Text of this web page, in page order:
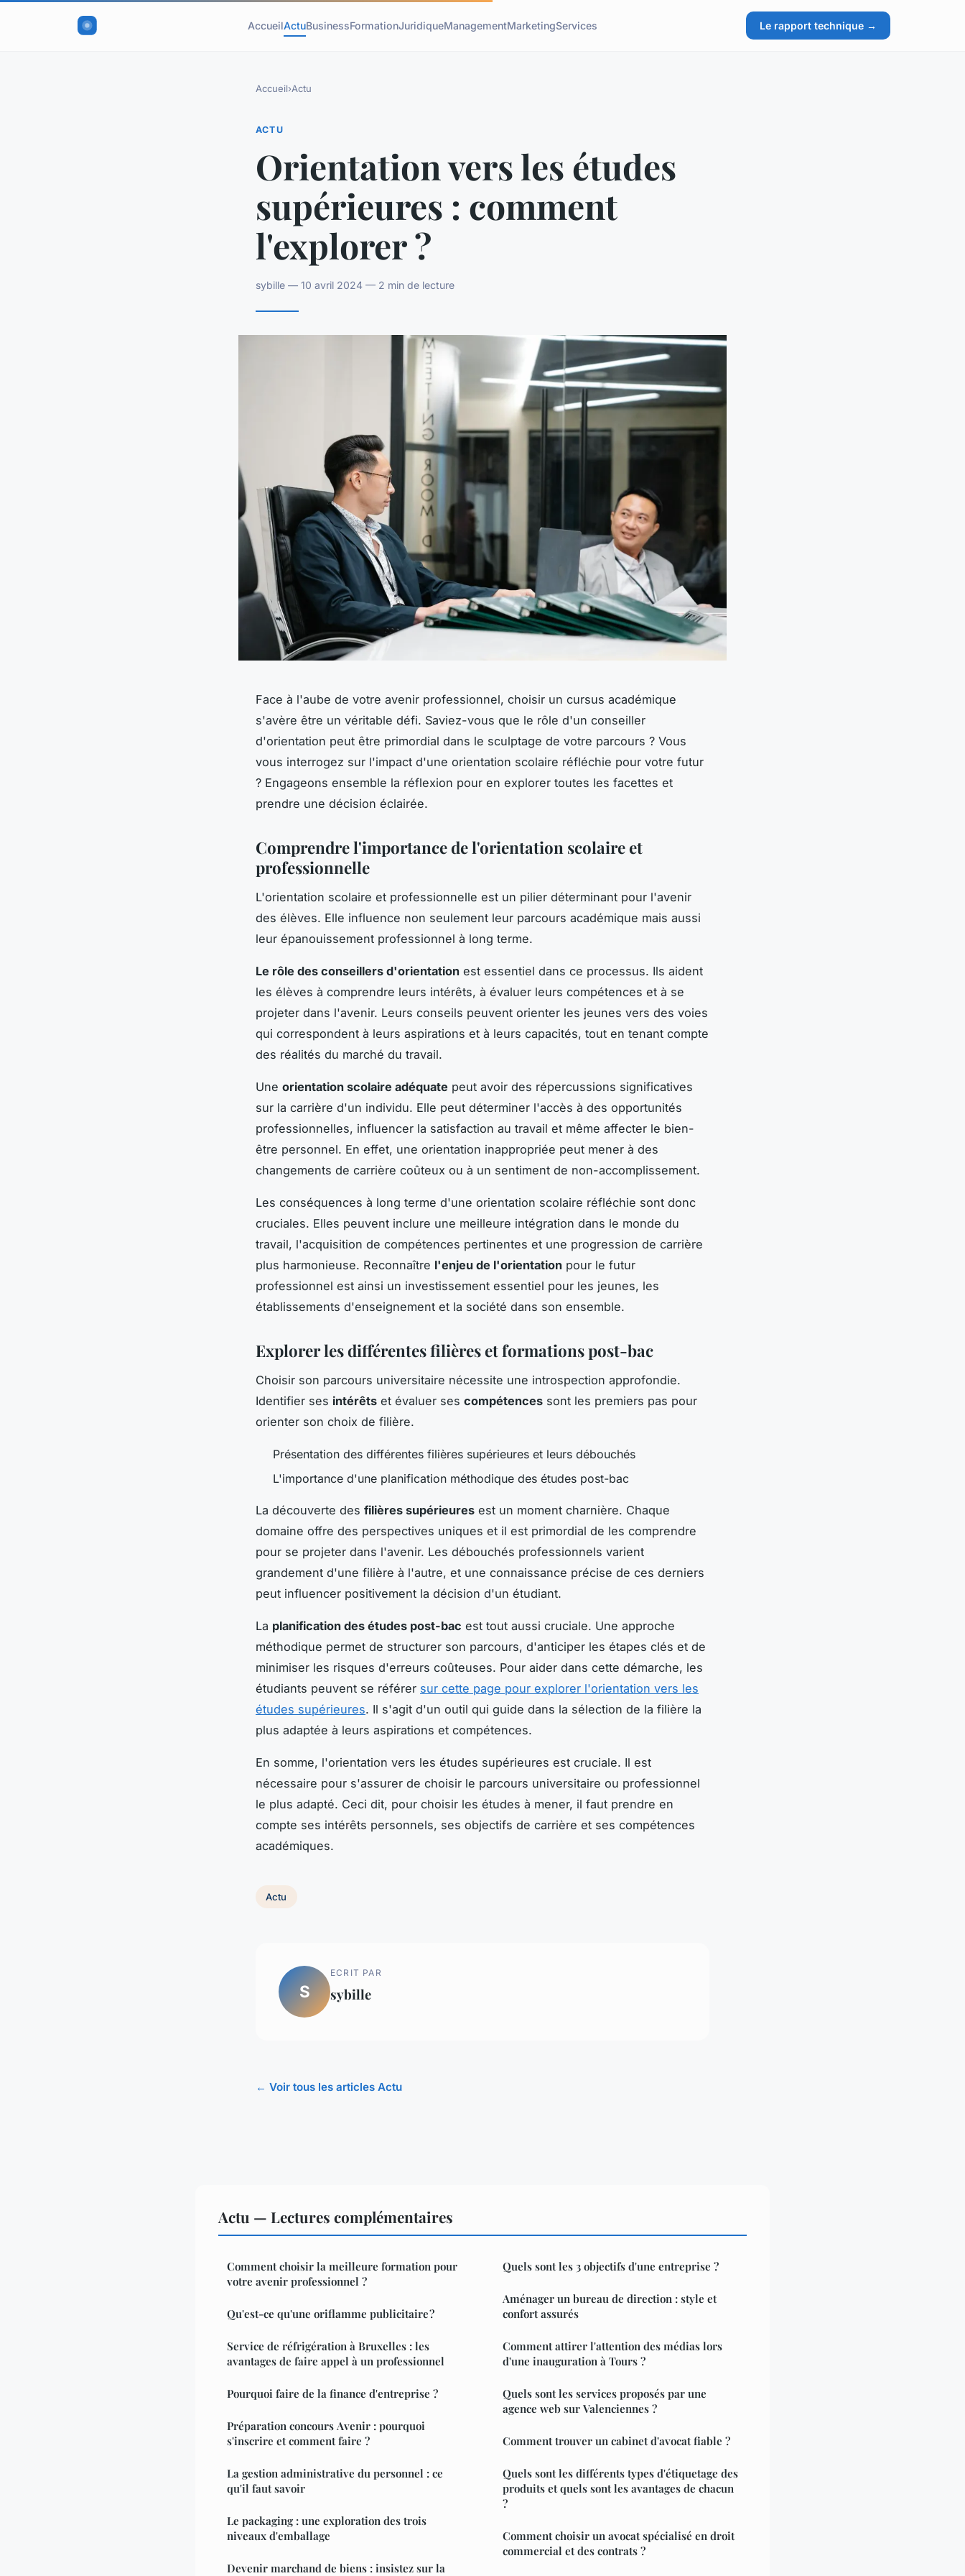
AccueilActuBusinessFormationJuridiqueManagementMarketingServices Le rapport technique →
Accueil›Actu
ACTU
Orientation vers les études
supérieures : comment
l'explorer ?
sybille — 10 avril 2024 — 2 min de lecture
Face à l'aube de votre avenir professionnel, choisir un cursus académique
s'avère être un véritable défi. Saviez-vous que le rôle d'un conseiller
d'orientation peut être primordial dans le sculptage de votre parcours ? Vous
vous interrogez sur l'impact d'une orientation scolaire réfléchie pour votre futur
? Engageons ensemble la réflexion pour en explorer toutes les facettes et
prendre une décision éclairée.
Comprendre l'importance de l'orientation scolaire et
professionnelle
L'orientation scolaire et professionnelle est un pilier déterminant pour l'avenir
des élèves. Elle influence non seulement leur parcours académique mais aussi
leur épanouissement professionnel à long terme.
Le rôle des conseillers d'orientation est essentiel dans ce processus. Ils aident
les élèves à comprendre leurs intérêts, à évaluer leurs compétences et à se
projeter dans l'avenir. Leurs conseils peuvent orienter les jeunes vers des voies
qui correspondent à leurs aspirations et à leurs capacités, tout en tenant compte
des réalités du marché du travail.
Une orientation scolaire adéquate peut avoir des répercussions significatives
sur la carrière d'un individu. Elle peut déterminer l'accès à des opportunités
professionnelles, influencer la satisfaction au travail et même affecter le bien-
être personnel. En effet, une orientation inappropriée peut mener à des
changements de carrière coûteux ou à un sentiment de non-accomplissement.
Les conséquences à long terme d'une orientation scolaire réfléchie sont donc
cruciales. Elles peuvent inclure une meilleure intégration dans le monde du
travail, l'acquisition de compétences pertinentes et une progression de carrière
plus harmonieuse. Reconnaître l'enjeu de l'orientation pour le futur
professionnel est ainsi un investissement essentiel pour les jeunes, les
établissements d'enseignement et la société dans son ensemble.
Explorer les différentes filières et formations post-bac
Choisir son parcours universitaire nécessite une introspection approfondie.
Identifier ses intérêts et évaluer ses compétences sont les premiers pas pour
orienter son choix de filière.
Présentation des différentes filières supérieures et leurs débouchés
L'importance d'une planification méthodique des études post-bac
La découverte des filières supérieures est un moment charnière. Chaque
domaine offre des perspectives uniques et il est primordial de les comprendre
pour se projeter dans l'avenir. Les débouchés professionnels varient
grandement d'une filière à l'autre, et une connaissance précise de ces derniers
peut influencer positivement la décision d'un étudiant.
La planification des études post-bac est tout aussi cruciale. Une approche
méthodique permet de structurer son parcours, d'anticiper les étapes clés et de
minimiser les risques d'erreurs coûteuses. Pour aider dans cette démarche, les
étudiants peuvent se référer sur cette page pour explorer l'orientation vers les
études supérieures. Il s'agit d'un outil qui guide dans la sélection de la filière la
plus adaptée à leurs aspirations et compétences.
En somme, l'orientation vers les études supérieures est cruciale. Il est
nécessaire pour s'assurer de choisir le parcours universitaire ou professionnel
le plus adapté. Ceci dit, pour choisir les études à mener, il faut prendre en
compte ses intérêts personnels, ses objectifs de carrière et ses compétences
académiques.
Actu
S
ECRIT PAR
sybille
← Voir tous les articles Actu
Actu — Lectures complémentaires
Comment choisir la meilleure formation pour
votre avenir professionnel ?
Qu'est-ce qu'une oriflamme publicitaire ?
Service de réfrigération à Bruxelles : les
avantages de faire appel à un professionnel
Pourquoi faire de la finance d'entreprise ?
Préparation concours Avenir : pourquoi
s'inscrire et comment faire ?
La gestion administrative du personnel : ce
qu'il faut savoir
Le packaging : une exploration des trois
niveaux d'emballage
Devenir marchand de biens : insistez sur la
Quels sont les 3 objectifs d'une entreprise ?
Aménager un bureau de direction : style et
confort assurés
Comment attirer l'attention des médias lors
d'une inauguration à Tours ?
Quels sont les services proposés par une
agence web sur Valenciennes ?
Comment trouver un cabinet d'avocat fiable ?
Quels sont les différents types d'étiquetage des
produits et quels sont les avantages de chacun
?
Comment choisir un avocat spécialisé en droit
commercial et des contrats ?